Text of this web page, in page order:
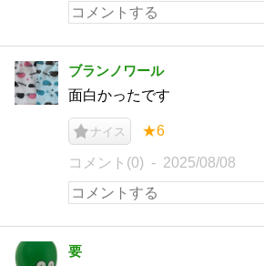
ブランノワール
面白かったです
ナイス ★6
コメント(0) 2025/08/08
要